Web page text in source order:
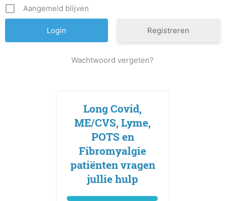
Aangemeld blijven
Registreren
Wachtwoord vergeten?
Long Covid,
ME/CVS, Lyme,
POTS en
Fibromyalgie
patiënten vragen
jullie hulp